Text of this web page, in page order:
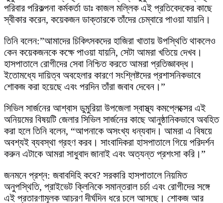
পরিবার পরিকল্পনা কর্মকর্তা ডাঃ কাজল মল্লিক এই প্রতিবেদকের কাছে
স্বীকার করেন, কয়েকজন ডাক্তারকে তাঁদের চেম্বারে পাওয়া যায়নি।
তিনি বলেন:”আমাদের চিকিৎসকদের হাজিরা খাতায় উপস্থিতি থাকলেও
কেন কয়েকজনকে কক্ষে পাওয়া যায়নি, সেটা আমরা খতিয়ে দেখব।
হাসপাতালে রোগীদের সেবা নিশ্চিত করতে আমরা প্রতিজ্ঞাবদ্ধ।
ইতোমধ্যে দায়িত্ব অবহেলার কারণে সংশ্লিষ্টদের প্রশাসনিকভাবে
শোকজ করা হয়েছে এবং পরদিন তাঁরা জবাব দেবেন।”
​সিভিল সার্জনের আশ্বাস ডুমুরিয়া উপজেলা স্বাস্থ্য কমপ্লেক্সের এই
অনিয়মের বিষয়টি জেলার সিভিল সার্জনের কাছে আনুষ্ঠানিকভাবে অবহিত
করা হলে তিনি বলেন, “আপনাকে অসংখ্য ধন্যবাদ। আমরা এ বিষয়ে
অবশ্যই ব্যবস্থা গ্রহণ করব। সাংবাদিকরা হাসপাতালে গিয়ে পরিদর্শন
করুন এটাকে আমরা সাধুবাদ জানাই এবং অত্যন্ত প্রশংসা করি।”
​জনমনে প্রশ্ন: জবাবদিহি কবে? সরকারি হাসপাতালে নিয়মিত
অনুপস্থিতি, প্রাইভেট ক্লিনিকে সমান্তরাল চর্চা এবং রোগীদের সঙ্গে
এই প্রতারণামূলক আচরণ দীর্ঘদিন ধরে চলে আসছে। শোকজ আর